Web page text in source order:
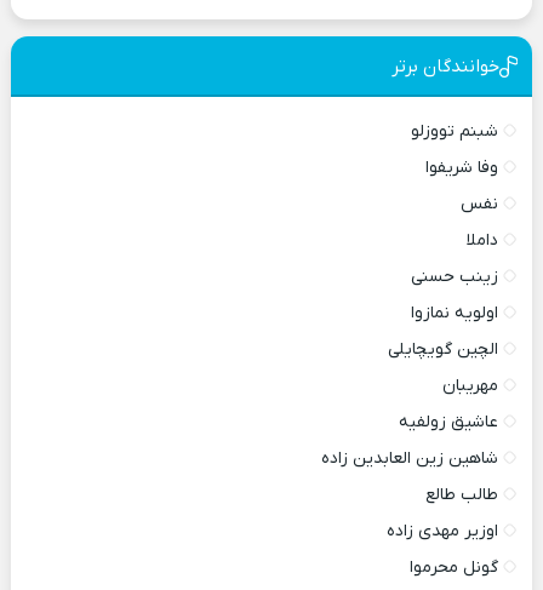
خوانندگان برتر
شبنم تووزلو
وفا شریفوا
نفس
داملا
زینب حسنی
اولویه نمازوا
الچین گویچایلی
مهریبان
عاشیق زولفیه
شاهین زین العابدین زاده
طالب طالع
اوزیر مهدی زاده
گونل محرموا